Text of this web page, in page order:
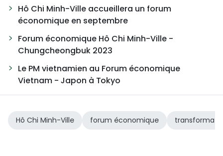
Hô Chi Minh-Ville accueillera un forum
économique en septembre
Forum économique Hô Chi Minh-Ville -
Chungcheongbuk 2023
Le PM vietnamien au Forum économique
Vietnam - Japon à Tokyo
Hô Chi Minh-Ville forum économique